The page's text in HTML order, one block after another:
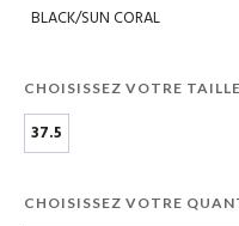
BLACK/SUN CORAL
CHOISISSEZ VOTRE TAILLE
37.5
CHOISISSEZ VOTRE